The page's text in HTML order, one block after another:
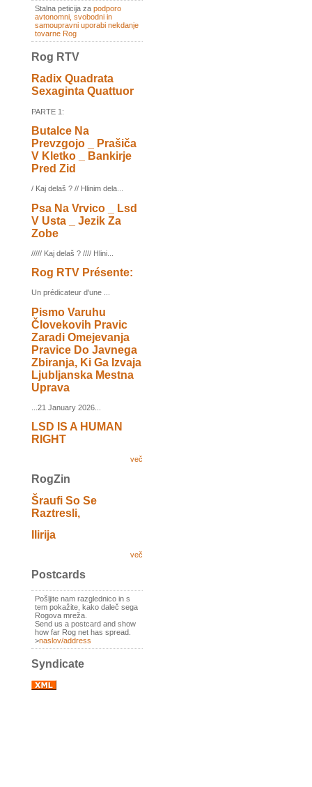
Stalna peticija za podporo
avtonomni, svobodni in
samoupravni uporabi nekdanje
tovarne Rog
Rog RTV
Radix Quadrata
Sexaginta Quattuor
PARTE 1:
Butalce Na
Prevzgojo _ Prašiča
V Kletko _ Bankirje
Pred Zid
/ Kaj delaš ? // Hlinim dela...
Psa Na Vrvico _ Lsd
V Usta _ Jezik Za
Zobe
///// Kaj delaš ? //// Hlini...
Rog RTV Présente:
Un prédicateur d'une ...
Pismo Varuhu
Človekovih Pravic
Zaradi Omejevanja
Pravice Do Javnega
Zbiranja, Ki Ga Izvaja
Ljubljanska Mestna
Uprava
...21 January 2026...
LSD IS A HUMAN
RIGHT
več
RogZin
Šraufi So Se
Raztresli,
Ilirija
več
Postcards
Pošljite nam razglednico in s
tem pokažite, kako daleč sega
Rogova mreža.
Send us a postcard and show
how far Rog net has spread.
>naslov/address
Syndicate